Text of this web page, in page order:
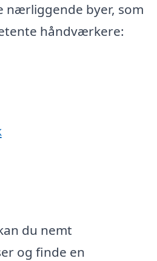
nærliggende byer, som
håndværkere:
du nemt
og finde en